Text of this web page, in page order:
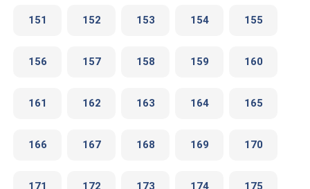
151 152 153 154 155
156 157 158 159 160
161 162 163 164 165
166 167 168 169 170
171 172 173 174 175